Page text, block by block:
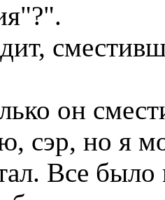
он
сэр, но я
Все было